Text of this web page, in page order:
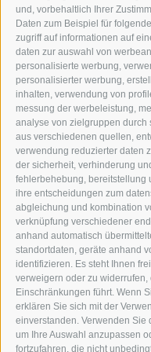
und, vorbehaltlich Ihrer
Daten zum Beispiel für
zugriff auf informationen auf
daten zur auswahl von
personalisierte werbung,
personalisierter werbung,
inhalten, verwendung von
messung der werbeleistung,
analyse von zielgruppen durch
aus verschiedenen quellen,
verwendung reduzierter daten
der sicherheit, verhinderung
fehlerbehebung, bereitstellung
ihre entscheidungen zum
abgleichung und kombination
verknüpfung verschiedener
anhand automatisch
standortdaten, geräte anhand
identifizieren. Es steht Ihnen
verweigern oder zu
Einschränkungen führt. Wenn
erklären Sie sich mit der
einverstanden. Verwenden Sie
um Ihre Auswahl anzupassen
fortzufahren, die nicht
NEUSTADT 20A
I-39049 STERZING
TEL.: +39 0472 766876
GRAFIK@DERERKER.IT
INFO@DERERKER.IT
DER ERKER
WERBEN IM ERKER
ONLINE-WERBUNG
SEPA-DAUERAUFTRAG
REGELN
ONLINE VOTING
SERVICE
KLEINANZEIGER
NÜTZLICHE LINKS